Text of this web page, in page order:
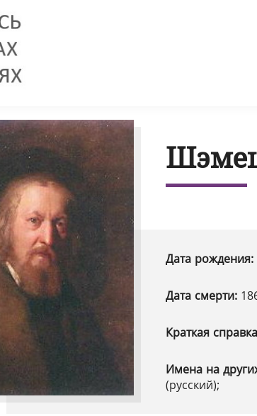
Дата рождения:
Дата смерти:
Краткая
Имена на
(русский);